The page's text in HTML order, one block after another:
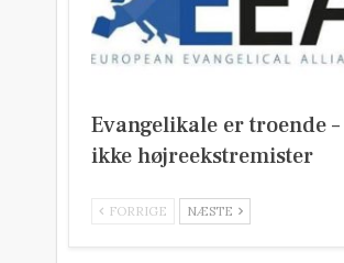
Evangelikale er troende –
ikke højreekstremister
FORRIGE NÆSTE